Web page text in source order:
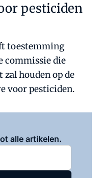
pesticiden
toestemming
commissie die
zal houden op de
voor pesticiden.
alle artikelen.